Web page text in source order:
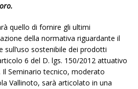
quello di fornire gli ultimi
della normativa riguardante il
sull’uso sostenibile dei prodotti
6 del D. lgs. 150/2012 attuativo
Il Seminario tecnico, moderato
Vallinoto, sarà articolato in una